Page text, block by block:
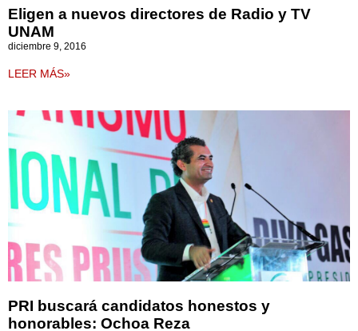
Eligen a nuevos directores de Radio y TV
UNAM
diciembre 9, 2016
LEER MÁS»
PRI buscará candidatos honestos y
honorables: Ochoa Reza